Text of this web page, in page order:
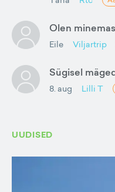
Olen
Eile Viljartrip
Sügisel
8. aug Lilli T
UUDISED